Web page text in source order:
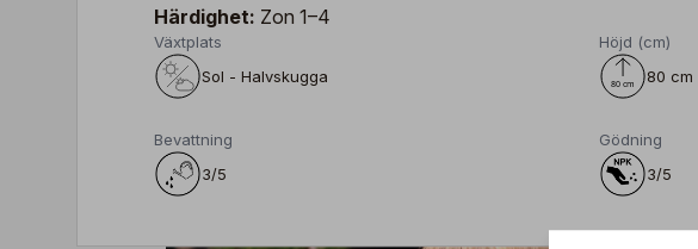
Härdighet: Zon 1–4
Växtplats
Sol - Halvskugga
Höjd (cm)
80 cm
Bevattning
3/5
Gödning
3/5